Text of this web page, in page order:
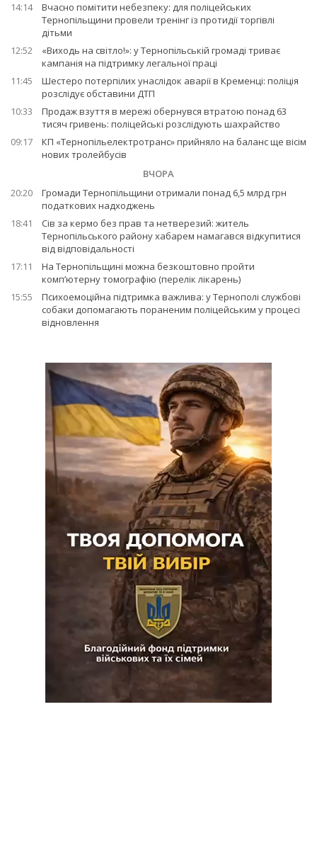
14:14
Вчасно помітити небезпеку: для поліцейських
Тернопільщини провели тренінг із протидії торгівлі
дітьми
12:52
«Виходь на світло!»: у Тернопільській громаді триває
кампанія на підтримку легальної праці
11:45
Шестеро потерпілих унаслідок аварії в Кременці: поліція
розслідує обставини ДТП
10:33
Продаж взуття в мережі обернувся втратою понад 63
тисяч гривень: поліцейські розслідують шахрайство
09:17
КП «Тернопільелектротранс» прийняло на баланс ще вісім
нових тролейбусів
ВЧОРА
20:20
Громади Тернопільщини отримали понад 6,5 млрд грн
податкових надходжень
18:41
Сів за кермо без прав та нетверезий: житель
Тернопільського району хабарем намагався відкупитися
від відповідальності
17:11
На Тернопільщині можна безкоштовно пройти
комп’ютерну томографію (перелік лікарень)
15:55
Психоемоційна підтримка важлива: у Тернополі службові
собаки допомагають пораненим поліцейським у процесі
відновлення